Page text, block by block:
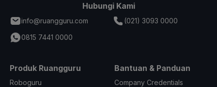
Hubungi Kami
info@ruangguru.com
(021) 3093 0000
0815 7441 0000
Produk Ruangguru
Roboguru
Bantuan & Panduan
Company Credentials